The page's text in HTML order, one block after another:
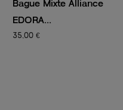
Bague Femme
65,00 €